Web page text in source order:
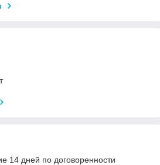
14 дней по договоренности